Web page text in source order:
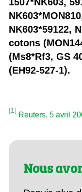
NK603*59122,
cotons
(Ms8*Rf3, GS
(EH92-527-1).
[1]
Reuters, 5 avril
Nous